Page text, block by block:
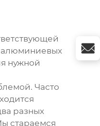
алюминиевых
нужной
Часто
разных
стараемся